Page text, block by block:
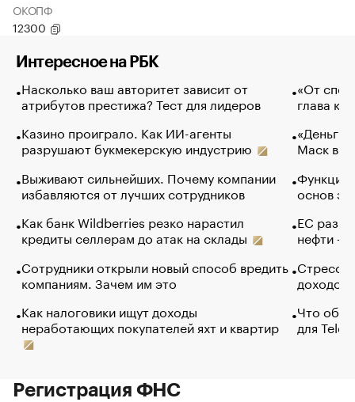
ОКОПФ
12300
Интересное на РБК
Насколько ваш авторитет зависит от
атрибутов престижа? Тест для лидеров
Казино проиграло. Как ИИ-агенты
разрушают букмекерскую индустрию
Выживают сильнейших. Почему компании
избавляются от лучших сотрудников
Как банк Wildberries резко нарастил
кредиты селлерам до атак на склады
Сотрудники открыли новый способ вредить
компаниям. Зачем им это
Как налоговики ищут доходы
неработающих покупателей яхт и квартир
«От
глава
«Деньги
Маск в
Функции
основ
ЕС
нефти —
Стресс
доходов
Что
для
Регистрация ФНС